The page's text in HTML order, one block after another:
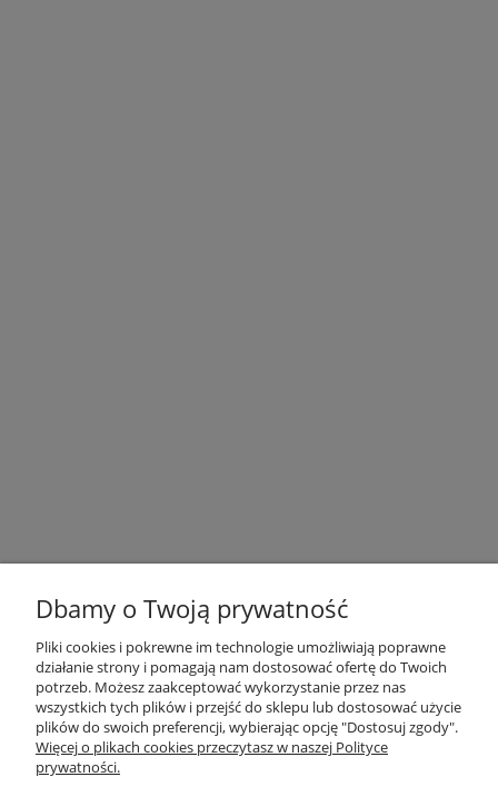
OBSŁUGA KLIENTA
O NAS / INFORMACJE
Dbamy o Twoją prywatność
Pliki cookies i pokrewne im technologie umożliwiają poprawne
działanie strony i pomagają nam dostosować ofertę do Twoich
potrzeb. Możesz zaakceptować wykorzystanie przez nas
wszystkich tych plików i przejść do sklepu lub dostosować użycie
plików do swoich preferencji, wybierając opcję "Dostosuj zgody".
Więcej o plikach cookies przeczytasz w naszej Polityce
prywatności.